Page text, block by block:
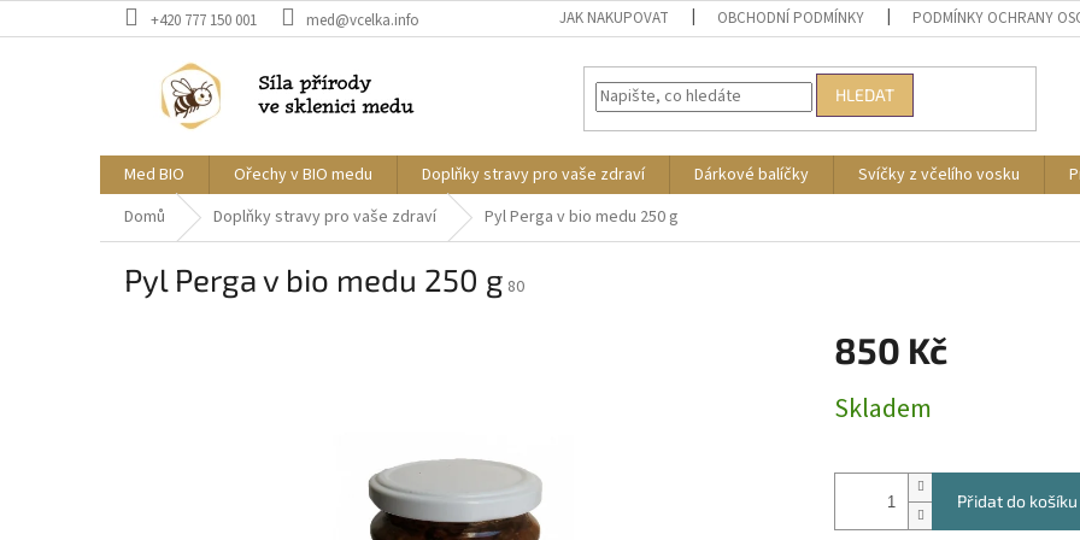
na
+420 777 150 001 med@vcelka.info JAK NAKUPOVAT OBCHODNÍ PODMÍNKY PODMÍNKY OCHRANY
HLEDAT
Med BIO Ořechy v BIO medu Doplňky stravy pro vaše zdraví Dárkové balíčky Svíčky z včelího vosku
Domů
Doplňky stravy pro vaše zdraví Pyl Perga v bio medu 250 g
Pyl Perga v bio medu 250 g 80
850 Kč
cena:
Skladem
Přidat do košíku